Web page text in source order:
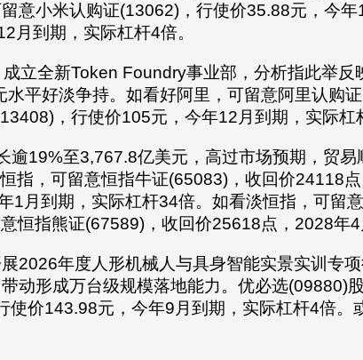
意小米认购证(13062)，行使价35.88元，今
月到期，实际杠杆4倍。
立全新Token Foundry事业部，分析指此举
平好淡争持。如看好阿里，可留意阿里认购
，行使价105元，今年12月到期，实际杠
逾19%至3,767.8亿美元，高过市场预期，贸
指，可留意恒指牛证(65083)，收回价24118
月到期，实际杠杆34倍。如看淡恒指，可留
恒指熊证(67589)，收回价25618点，2028年4
2026年度人形机械人与具身智能实景实训专
动形成万台级规模落地能力。优必选(09880)
价143.98元，今年9月到期，实际杠杆4倍。